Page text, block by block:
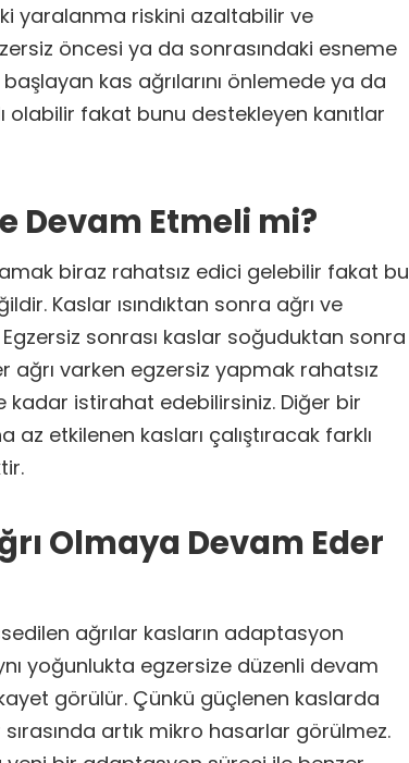
yaralanma riskini azaltabilir ve
öncesi ya da sonrasındaki esneme
kas ağrılarını önlemede ya da
fakat bunu destekleyen kanıtlar
Devam Etmeli mi?
biraz rahatsız edici gelebilir fakat bu
Kaslar ısındıktan sonra ağrı ve
sonrası kaslar soğuduktan sonra
ağrı varken egzersiz yapmak rahatsız
kadar istirahat edebilirsiniz. Diğer bir
etkilenen kasları çalıştıracak farklı
Olmaya Devam Eder
ağrılar kasların adaptasyon
yoğunlukta egzersize düzenli devam
görülür. Çünkü güçlenen kaslarda
artık mikro hasarlar görülmez.